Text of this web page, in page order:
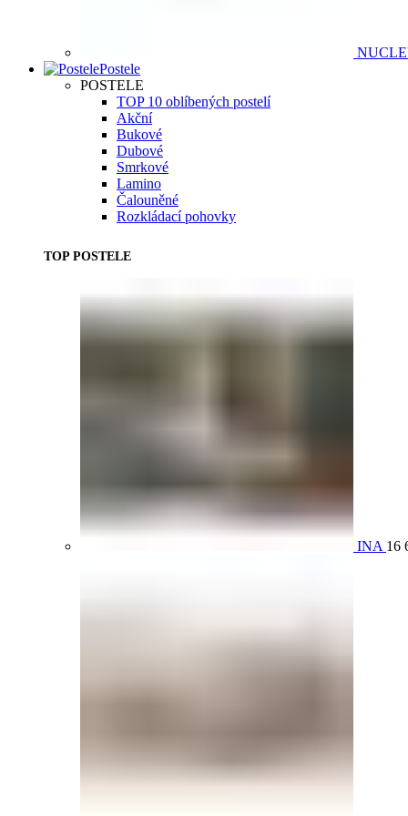
Postele
POSTELE
TOP 10 oblíbených postelí
Akční
Bukové
Dubové
Smrkové
Lamino
Čalouněné
Rozkládací pohovky
TOP POSTELE
INA 16